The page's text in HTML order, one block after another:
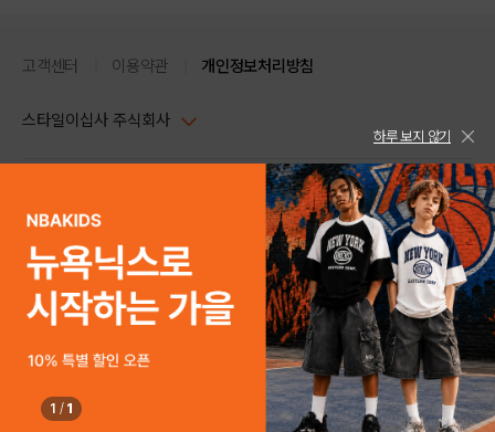
구매하기
고객센터 이용약관 개인정보처리방침
스타일이십사 주식회사
주소 : 서울시 강남구 논현로 633, 6층 (논현동, 한세엠케이빌딩)
사업자등록번호 : 116-81-32499
통신판매업신고번호 : 제 2024-서울강남-04239
호스팅 서비스 : 스타일이십사㈜
고객센터 1544-5336(평일 09:00~ 18:00 토/일/공휴일 휴무)
스타일24 고객센터 1544-5336
평일 09:00~ 18:00 (토/일/공휴일 휴무)
help Email : help@style24.com
COPYRIGHTⓒ2021 STYLE24 ALL RIGHTS RESERVED.
하루 보지 않기
1 / 1